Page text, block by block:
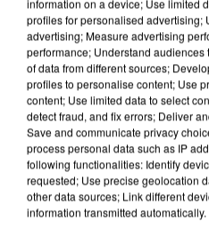
APRÈS TOUTES CES
DE FAUNE SAUVAGE
information on a device; Use limited
profiles for personalised advertising;
advertising; Measure advertising
performance; Understand
of data from different sources;
profiles to personalise content; Use
content; Use limited data to select
detect fraud, and fix errors; Deliver
Save and communicate privacy
process personal data such as IP
following functionalities: Identify
requested; Use precise geolocation
other data sources; Link different
information transmitted automatically.